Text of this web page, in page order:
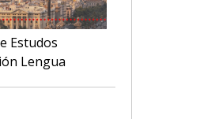
Estudos
Lengua